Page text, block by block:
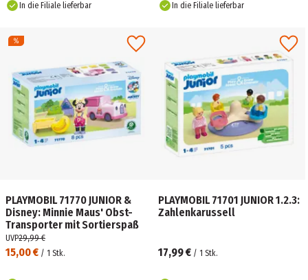
In die Filiale lieferbar
In die Filiale lieferbar
PLAYMOBIL 71770 JUNIOR &
Disney: Minnie Maus' Obst-
Transporter mit Sortierspaß
15,00 € / 1 Stk.
UVP29,99 €
PLAYMOBIL 71701 JUNIOR 1.2.3:
Zahlenkarussell
17,99 € / 1 Stk.